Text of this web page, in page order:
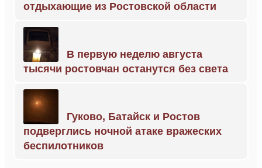
отдыхающие из Ростовской области
В первую неделю августа
тысячи ростовчан останутся без света
Гуково, Батайск и Ростов
подверглись ночной атаке вражеских
беспилотников